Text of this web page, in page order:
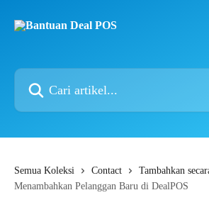
Cari artikel...
Semua Koleksi Contact
Tambahkan
Menambahkan Pelanggan Baru di DealPOS